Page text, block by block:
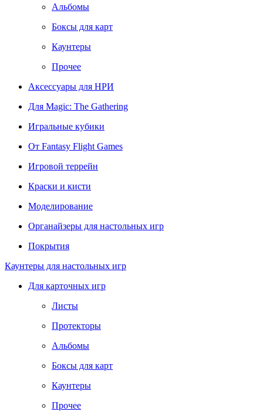
Альбомы
Боксы для карт
Каунтеры
Прочее
Аксессуары для НРИ
Для Magic: The Gathering
Игральные кубики
От Fantasy Flight Games
Игровой террейн
Краски и кисти
Моделирование
Органайзеры для настольных игр
Покрытия
Каунтеры для настольных игр
Для карточных игр
Листы
Протекторы
Альбомы
Боксы для карт
Каунтеры
Прочее